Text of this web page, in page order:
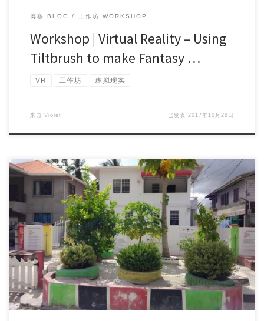
博客 BLOG 工作坊 WORKSHOP
Workshop | Virtual Reality – Using
Tiltbrush to make Fantasy …
VR 工作坊 虚拟现实
来自 Violet 已发表 2017年10月28日
Workshop Topic: Maker Culture in High School Works […]